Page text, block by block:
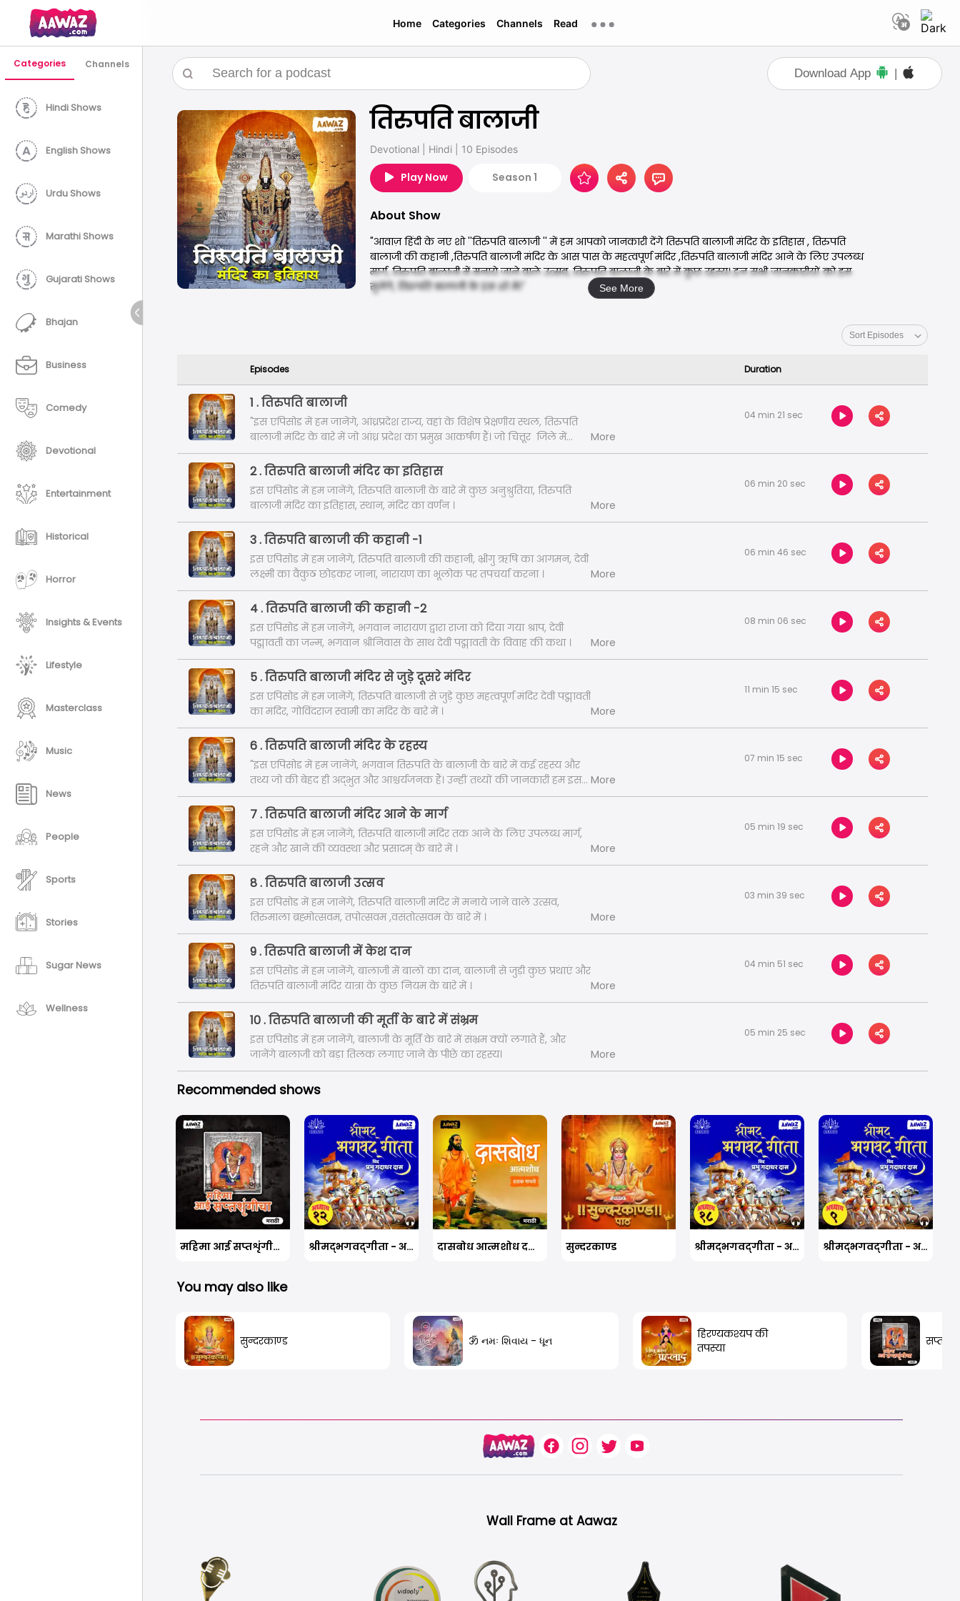
Home Categories Channels Read
Categories Channels
Hindi Shows
English Shows
Urdu Shows
Marathi Shows
Gujarati Shows
Bhajan
Business
Comedy
Devotional
Entertainment
Historical
Horror
Insights & Events
Lifestyle
Masterclass
Music
News
People
Sports
Stories
Sugar News
Wellness
Download App |
तिरुपति बालाजी
Devotional Hindi 10 Episodes
Play Now Season 1
About Show
"आवाज़ हिंदी के नए शो ''तिरुपति बालाजी '' में हम आपको जानकारी देंगे तिरुपति बालाजी मंदिर के इतिहास , तिरुपति
बालाजी की कहानी ,तिरुपति बालाजी मंदिर के आस पास के महत्वपूर्ण मंदिर ,तिरुपति बालाजी मंदिर आने के लिए उपलब्ध
मार्ग, तिरुपति बालाजी में मनाये जाने वाले उत्सव, तिरुपति बालाजी के बारे में कुछ रहस्य। इन सभी जानकारीयों को हम
सुनेंगे, तिरुपति बालाजी के इस शो में।"
See More
Episodes Duration
1 . तिरुपति बालाजी
"इस एपिसोड में हम जानेंगे, आंध्रप्रदेश राज्य, वहां के विशेष प्रेक्षणीय स्थल, तिरुपति
बालाजी मंदिर के बारे में जो आंध्र प्रदेश का प्रमुख आकर्षण हैं। जो चित्तूर जिले में
स्थित है।"
More
04 min 21 sec
2 . तिरुपति बालाजी मंदिर का इतिहास
इस एपिसोड में हम जानेंगे, तिरुपति बालाजी के बारे में कुछ अनुश्रुतिया, तिरुपति
बालाजी मंदिर का इतिहास, स्थान, मंदिर का वर्णन ।
More
06 min 20 sec
3 . तिरुपति बालाजी की कहानी -1
इस एपिसोड में हम जानेंगे, तिरुपति बालाजी की कहानी, भ्रीगु ऋषि का आगमन, देवी
लक्ष्मी का वैकुठ छोड़कर जाना, नारायण का भूलोक पर तपचर्या करना ।
More
06 min 46 sec
4 . तिरुपति बालाजी की कहानी -2
इस एपिसोड में हम जानेंगे, भगवान नारायण द्वारा राजा को दिया गया श्राप, देवी
पद्मावती का जन्म, भगवान श्रीनिवास के साथ देवी पद्मावती के विवाह की कथा ।
More
08 min 06 sec
5 . तिरुपति बालाजी मंदिर से जुड़े दूसरे मंदिर
इस एपिसोड में हम जानेंगे, तिरुपति बालाजी से जुड़े कुछ महत्वपूर्ण मंदिर देवी पद्मावती
का मंदिर, गोविंदराज स्वामी का मंदिर के बारे में ।
More
11 min 15 sec
6 . तिरुपति बालाजी मंदिर के रहस्य
"इस एपिसोड में हम जानेंगे, भगवान तिरुपति के बालाजी के बारे में कई रहस्य और
तथ्य जो की बेहद ही अद्भुत और आश्चर्यजनक हैं। उन्हीं तथ्यों की जानकारी हम इस
एपिसोड द्वारा जानेंगे ।"
More
07 min 15 sec
7 . तिरुपति बालाजी मंदिर आने के मार्ग
इस एपिसोड में हम जानेंगे, तिरुपति बालाजी मंदिर तक आने के लिए उपलब्ध मार्ग,
रहने और खाने की व्यवस्था और प्रसादम् के बारे में ।
More
05 min 19 sec
8 . तिरुपति बालाजी उत्सव
इस एपिसोड में हम जानेंगे, तिरुपति बालाजी मंदिर में मनाये जाने वाले उत्सव,
तिरुमाला ब्रह्मोत्सवम, तपोत्सवम ,वसंतोत्सवम के बारे में ।
More
03 min 39 sec
9 . तिरुपति बालाजी में केश दान
इस एपिसोड में हम जानेंगे, बालाजी में बालों का दान, बालाजी से जुड़ी कुछ प्रथाएं और
तिरुपति बालाजी मंदिर यात्रा के कुछ नियम के बारे में ।
More
04 min 51 sec
10 . तिरुपति बालाजी की मूर्ती के बारे में संभ्रम
इस एपिसोड में हम जानेंगे, बालाजी के मूर्ति के बारे में संभ्रम क्यों लगाते हैं, और
जानेंगे बालाजी को बड़ा तिलक लगाए जाने के पीछे का रहस्य।
More
05 min 25 sec
Recommended shows
महिमा आई सप्तशृंगीचा ! श्रीमद्‍भगवद्‍गीता - अध्याय १२ दासबोध आत्मशोध दशक पाचवे सुन्दरकाण्ड श्रीमद्‍भगवद्‍गीता - अध्याय १८ श्रीमद्‍भगवद्‍गीता - अध्याय ९
You may also like
सुन्दरकाण्ड ॐ નમઃ શિવાય - ધૂન
हिरण्यकश्यप की
तपस्या
सप्तशृंगी
Wall Frame at Aawaz